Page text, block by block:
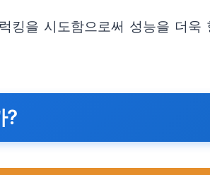
을 시도함으로써 성능을 더
?